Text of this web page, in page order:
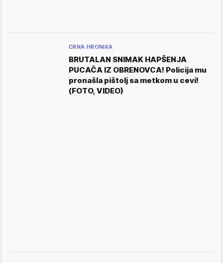
CRNA HRONIKA
BRUTALAN SNIMAK HAPŠENJA
PUCAČA IZ OBRENOVCA! Policija mu
pronašla pištolj sa metkom u cevi!
(FOTO, VIDEO)